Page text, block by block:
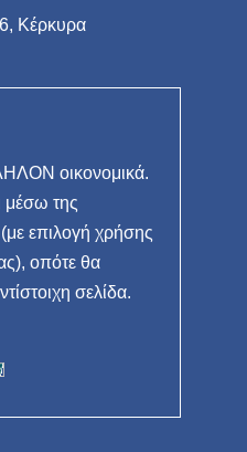
Κέρκυρα
οικονομικά.
μέσω της
επιλογή χρήσης
οπότε θα
σελίδα.